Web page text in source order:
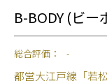
B-BODY (ビ
総合評価： -
都営大江戸線「若